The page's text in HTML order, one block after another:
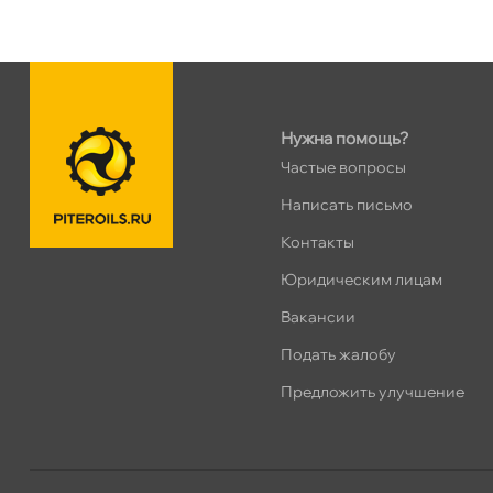
Дунайский 27к1Б
ПН–ВС
Хасанская 17к1 (Лента)
0 шт
Нужна помощь?
Частые вопросы
Написать письмо
Контакты
Юридическим лицам
акансии
Подать жалобу
Предложить улучшение